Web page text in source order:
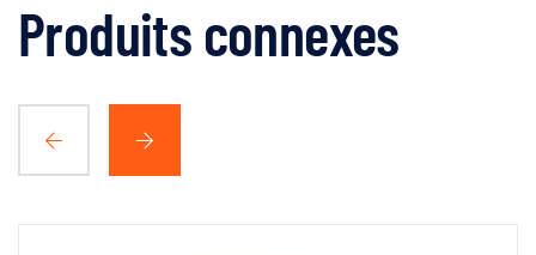
Produits connexes